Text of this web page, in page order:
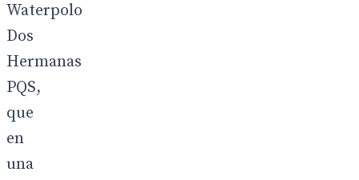
Waterpolo
Dos
Hermanas
PQS,
que
en
una